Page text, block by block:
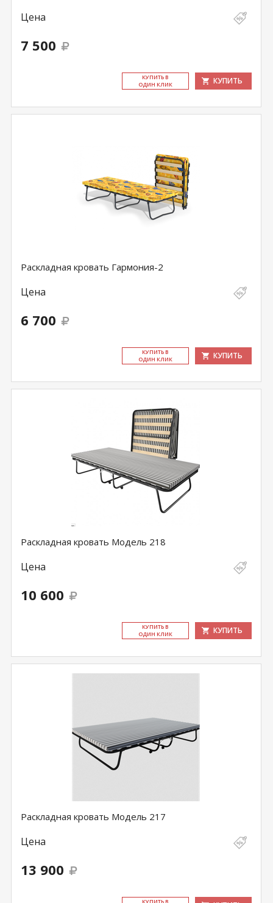
Цена
7 500
КУ­ПИТЬ В
ОДИН КЛИК
КУПИТЬ
Раскладная кровать Гармония-2
Цена
6 700
КУ­ПИТЬ В
ОДИН КЛИК
КУПИТЬ
Раскладная кровать Модель 218
Цена
10 600
КУ­ПИТЬ В
ОДИН КЛИК
КУПИТЬ
Раскладная кровать Модель 217
Цена
13 900